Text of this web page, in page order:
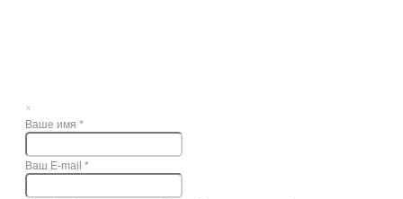
×
Ваше имя *
Ваш E-mail *